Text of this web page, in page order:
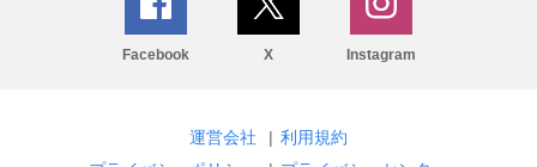
Facebook X Instagram
運営会社 | 利用規約